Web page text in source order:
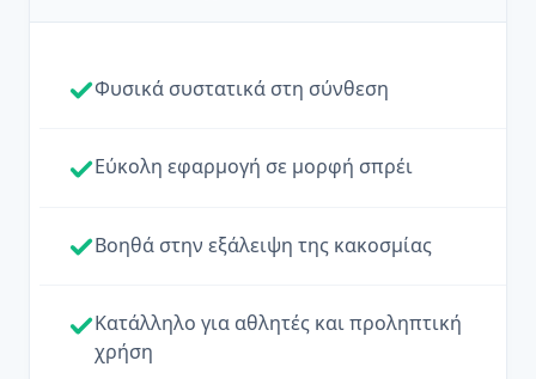
Φυσικά συστατικά στη σύνθεση
Εύκολη εφαρμογή σε μορφή σπρέι
Βοηθά στην εξάλειψη της κακοσμίας
Κατάλληλο για αθλητές και προληπτική
χρήση